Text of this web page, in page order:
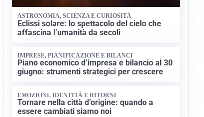
ASTRONOMIA, SCIENZA E CURIOSITÀ
Eclissi solare: lo spettacolo del cielo che
affascina l’umanità da secoli
IMPRESE, PIANIFICAZIONE E BILANCI
Piano economico d’impresa e bilancio al 30
giugno: strumenti strategici per crescere
EMOZIONI, IDENTITÀ E RITORNI
Tornare nella città d’origine: quando a
essere cambiati siamo noi